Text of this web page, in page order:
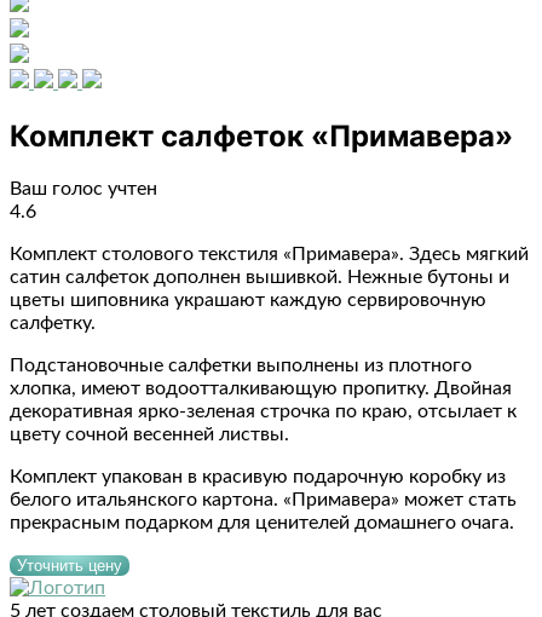
Комплект салфеток «Примавера»
Ваш голос учтен
4.6
Комплект столового текстиля «Примавера». Здесь мягкий
сатин салфеток дополнен вышивкой. Нежные бутоны и
цветы шиповника украшают каждую сервировочную
салфетку.
Подстановочные салфетки выполнены из плотного
хлопка, имеют водоотталкивающую пропитку. Двойная
декоративная ярко-зеленая строчка по краю, отсылает к
цвету сочной весенней листвы.
Комплект упакован в красивую подарочную коробку из
белого итальянского картона. «Примавера» может стать
прекрасным подарком для ценителей домашнего очага.
Уточнить цену
5 лет создаем столовый текстиль для вас